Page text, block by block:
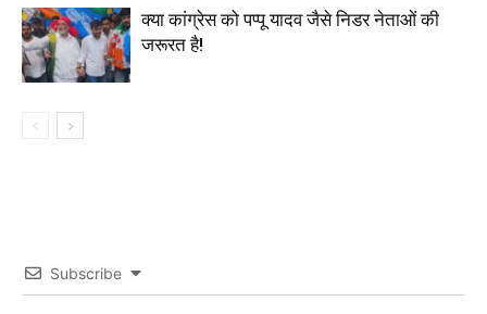
क्या कांग्रेस को पप्पू यादव जैसे निडर नेताओं की
जरूरत है!
Subscribe